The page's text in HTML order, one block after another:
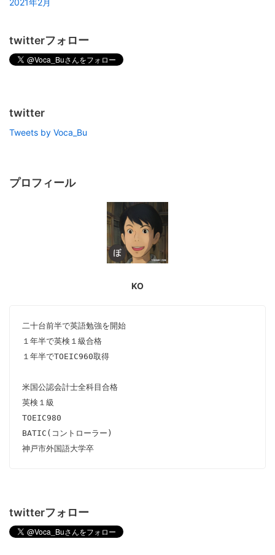
twitterフォロー
twitter
Tweets by Voca_Bu
プロフィール
KO
二十台前半で英語勉強を開始
１年半で英検１級合格
１年半でTOEIC960取得
米国公認会計士全科目合格
英検１級
TOEIC980
BATIC(コントローラー)
神戸市外国語大学卒
twitterフォロー